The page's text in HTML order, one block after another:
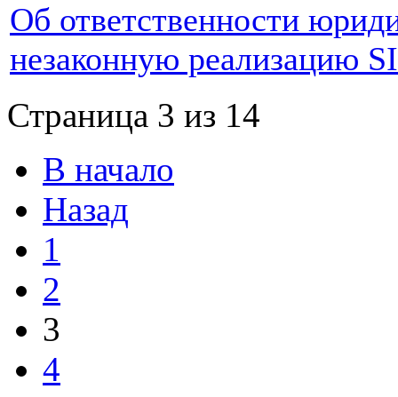
Об ответственности
незаконную реализацию
Страница 3 из 14
В начало
Назад
1
2
3
4